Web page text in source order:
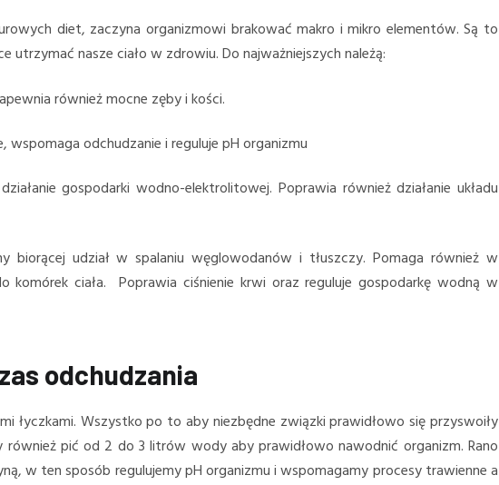
diet, zaczyna organizmowi brakować makro i mikro elementów. Są to
utrzymać nasze ciało w zdrowiu. Do najważniejszych należą:
również mocne zęby i kości.
odchudzanie i reguluje pH organizmu
gospodarki wodno-elektrolitowej. Poprawia również działanie układu
biorącej udział w spalaniu węglowodanów i tłuszczy. Pomaga również w
komórek ciała. Poprawia ciśnienie krwi oraz reguluje gospodarkę wodną w
odchudzania
łyczkami. Wszystko po to aby niezbędne związki prawidłowo się przyswoiły
również pić od 2 do 3 litrów wody aby prawidłowo nawodnić organizm. Rano
w ten sposób regulujemy pH organizmu i wspomagamy procesy trawienne a